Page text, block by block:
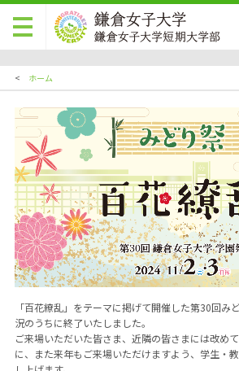
< ホーム
「百花繚乱」をテーマに掲げて開催した第30回
況のうちに終了いたしました。
ご来場いただいた皆さま、近隣の皆さまには改め
に、また来年もご来場いただけますよう、学生・